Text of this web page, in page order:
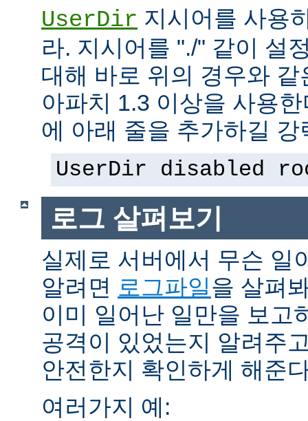
UserDir 지시어를 사용
라. 지시어를 "./" 같이 설
대해 바로 위의 경우와
아파치 1.3 이상을 사용
에 아래 줄을 추가하길 강
UserDir disabled
로그 살펴보기
실제로 서버에서 무슨 일
알려면 로그파일을 살펴
이미 일어난 일만을 보고
공격이 있었는지 알려주
안전한지 확인하게 해준
여러가지 예: